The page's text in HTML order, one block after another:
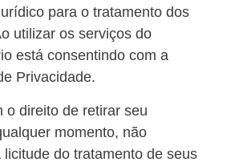
para o tratamento dos
utilizar os serviços do
está consentindo com a
Privacidade.
o direito de retirar seu
momento, não
do tratamento de seus